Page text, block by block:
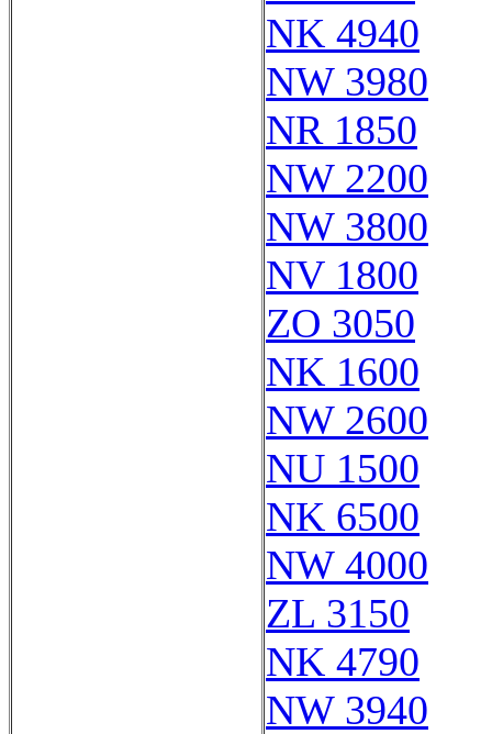
NK 4940
NW 3980
NR 1850
NW 2200
NW 3800
NV 1800
ZO 3050
NK 1600
NW 2600
NU 1500
NK 6500
NW 4000
ZL 3150
NK 4790
NW 3940